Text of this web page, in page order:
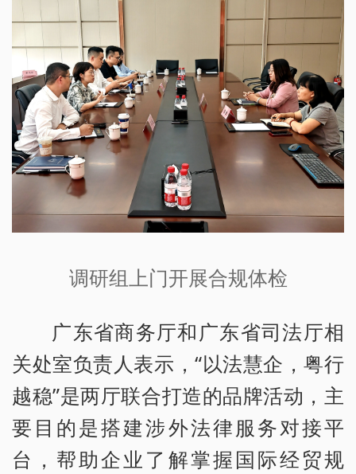
调研组上门开展合规体检
广东省商务厅和广东省司法厅相
关处室负责人表示，“以法慧企，粤行
越稳”是两厅联合打造的品牌活动，主
要目的是搭建涉外法律服务对接平
台，帮助企业了解掌握国际经贸规